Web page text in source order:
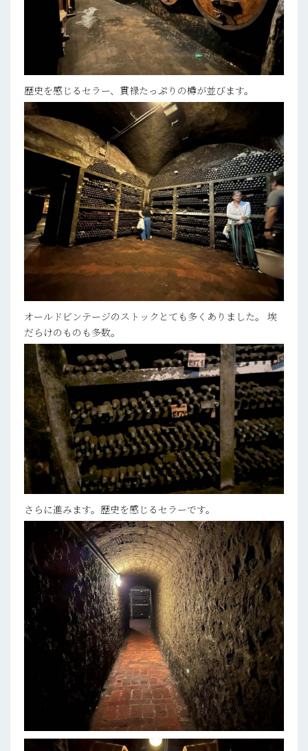
歴史を感じるセラー、貫禄たっぷりの樽が並びます。
オールドビンテージのストックとても多くありました。 埃
だらけのものも多数。
さらに進みます。歴史を感じるセラーです。